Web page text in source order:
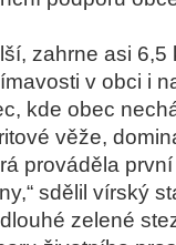
zahrne asi 6,5
v obci i
kde obec
věže,
prováděla
sdělil vírský
zelené